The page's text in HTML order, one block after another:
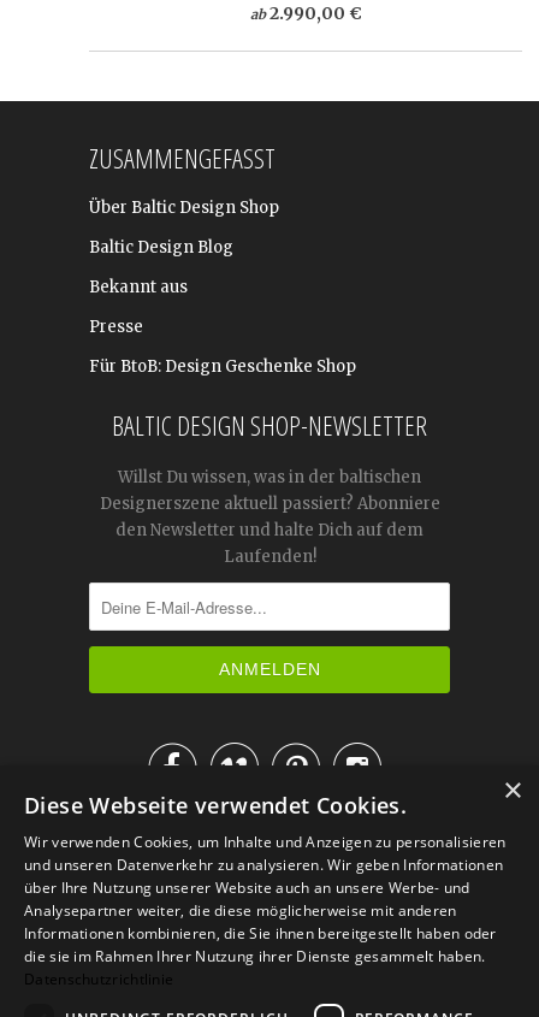
ab 2.990,00 €
ZUSAMMENGEFASST
Über Baltic Design Shop
Baltic Design Blog
Bekannt aus
Presse
Für BtoB: Design Geschenke Shop
BALTIC DESIGN SHOP-NEWSLETTER
Willst Du wissen, was in der baltischen
Designerszene aktuell passiert? Abonniere
den Newsletter und halte Dich auf dem
Laufenden!

IM KATALOG BLÄTTERN
×
Diese Webseite verwendet Cookies.
Wir verwenden Cookies, um Inhalte und Anzeigen zu personalisieren
und unseren Datenverkehr zu analysieren. Wir geben Informationen
über Ihre Nutzung unserer Website auch an unsere Werbe- und
Analysepartner weiter, die diese möglicherweise mit anderen
Informationen kombinieren, die Sie ihnen bereitgestellt haben oder
die sie im Rahmen Ihrer Nutzung ihrer Dienste gesammelt haben.
Datenschutzrichtlinie